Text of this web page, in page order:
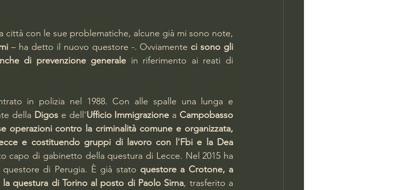
città con le sue problematiche, alcune già mi sono note,
– ha detto il nuovo questore -. Ovviamente ci sono gli
di prevenzione generale in riferimento ai reati di
in polizia nel 1988. Con alle spalle una lunga e
della Digos e dell'Ufficio Immigrazione a
operazioni contro la criminalità comune e organizzata,
e costituendo gruppi di lavoro con l'Fbi e la Dea
capo di gabinetto della questura di Lecce. Nel 2015 ha
di Perugia. È già stato questore a Crotone, a
la questura di Torino al posto di Paolo Sirna, trasferito a